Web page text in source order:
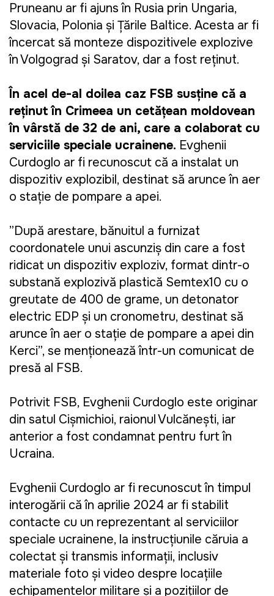
Pruneanu ar fi ajuns în Rusia prin Ungaria,
Slovacia, Polonia şi Ţările Baltice. Acesta ar fi
încercat să monteze dispozitivele explozive
în Volgograd şi Saratov, dar a fost reţinut.
În acel de-al doilea caz FSB susține că a
reținut în Crimeea un cetățean moldovean
în vârstă de 32 de ani, care a colaborat cu
serviciile speciale ucrainene. Evghenii
Curdoglo ar fi recunoscut că a instalat un
dispozitiv explozibil, destinat să arunce în aer
o stație de pompare a apei.
”După arestare, bănuitul a furnizat
coordonatele unui ascunziș din care a fost
ridicat un dispozitiv exploziv, format dintr-o
substanță explozivă plastică Semtex10 cu o
greutate de 400 de grame, un detonator
electric EDP și un cronometru, destinat să
arunce în aer o stație de pompare a apei din
Kerci”, se menționează într-un comunicat de
presă al FSB.
Potrivit FSB, Evghenii Curdoglo este originar
din satul Cișmichioi, raionul Vulcănești, iar
anterior a fost condamnat pentru furt în
Ucraina.
Evghenii Curdoglo ar fi recunoscut în timpul
interogării că în aprilie 2024 ar fi stabilit
contacte cu un reprezentant al serviciilor
speciale ucrainene, la instrucțiunile căruia a
colectat și transmis informații, inclusiv
materiale foto și video despre locațiile
echipamentelor militare și a pozițiilor de